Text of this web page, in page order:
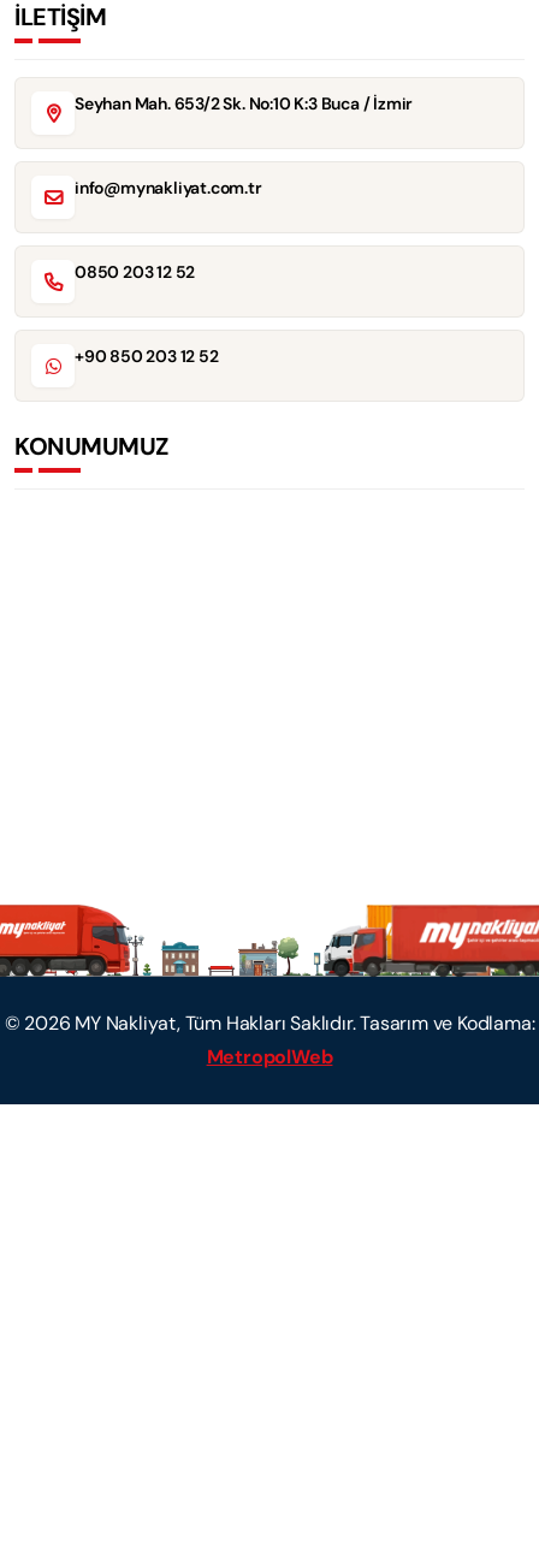
İLETİŞİM
Seyhan Mah. 653/2 Sk. No:10 K:3 Buca / İzmir
info@mynakliyat.com.tr
0850 203 12 52
+90 850 203 12 52
KONUMUMUZ
© 2026 MY Nakliyat, Tüm Hakları Saklıdır. Tasarım ve Kodlama:
MetropolWeb